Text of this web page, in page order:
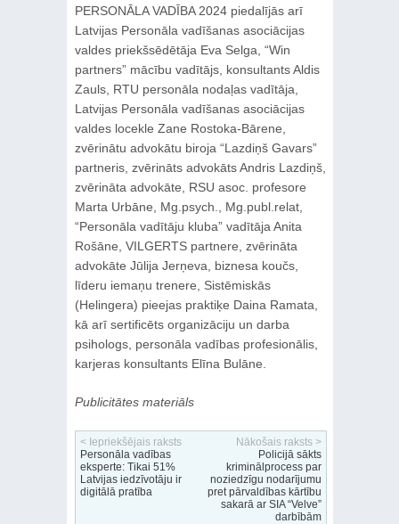
PERSONĀLA VADĪBA 2024 piedalījās arī
Latvijas Personāla vadīšanas asociācijas
valdes priekšsēdētāja Eva Selga, “Win
partners” mācību vadītājs, konsultants Aldis
Zauls, RTU personāla nodaļas vadītāja,
Latvijas Personāla vadīšanas asociācijas
valdes locekle Zane Rostoka-Bārene,
zvērinātu advokātu biroja “Lazdiņš Gavars”
partneris, zvērināts advokāts Andris Lazdiņš,
zvērināta advokāte, RSU asoc. profesore
Marta Urbāne, Mg.psych., Mg.publ.relat,
“Personāla vadītāju kluba” vadītāja Anita
Rošāne, VILGERTS partnere, zvērināta
advokāte Jūlija Jerņeva, biznesa koučs,
līderu iemaņu trenere, Sistēmiskās
(Helingera) pieejas praktiķe Daina Ramata,
kā arī sertificēts organizāciju un darba
psihologs, personāla vadības profesionālis,
karjeras konsultants Elīna Bulāne.
Publicitātes materiāls
< Iepriekšējais raksts
Personāla vadības
eksperte: Tikai 51%
Latvijas iedzīvotāju ir
digitālā pratība
Nākošais raksts >
Policijā sākts
kriminālprocess par
noziedzīgu nodarījumu
pret pārvaldības kārtību
sakarā ar SIA “Velve”
darbībām